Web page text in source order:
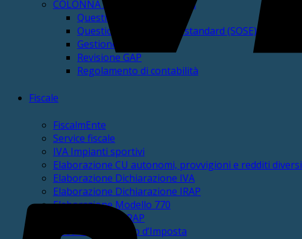
COLONNA Altri servizi Contabili
Questionari dei Revisori
Questionari fabbisogni standard (SOSE)
Gestione PCC
Revisione GAP
Regolamento di contabilità
Fiscale
FiscalmEnte
Service fiscale
IVA Impianti sportivi
Elaborazione CU autonomi, provvigioni e redditi diversi
Elaborazione Dichiarazione IVA
Elaborazione Dichiarazione IRAP
Elaborazione Modello 770
Check-up IVA e IRAP
Check-up Sostituto d’Imposta